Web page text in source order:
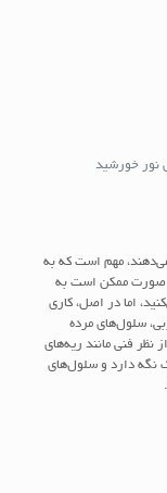
نور خورشید
مهم است که به
صورت ممکن است به
اما در اصل، کاری
سلول‌های مرده
نظر فنی مانند ریه‌های
نگه دارد و سلول‌های